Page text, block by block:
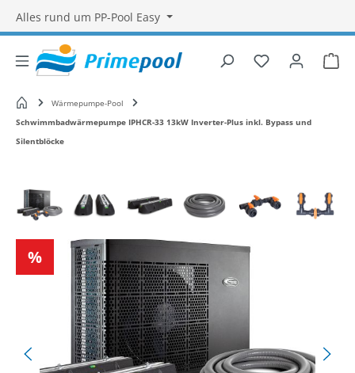
Alles rund um PP-Pool Easy
Du hast 0
StartseiteWärmepumpe-Pool
Schwimmbadwärmepumpe IPHCR-33 13kW Inverter-Plus inkl. Bypass und
Silentblöcke
Rabatt
%